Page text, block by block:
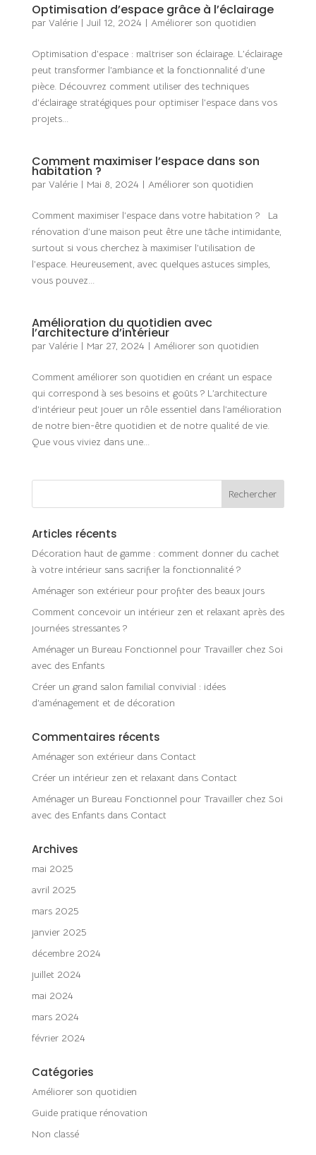
Optimisation d’espace grâce à l’éclairage
par Valérie| Juil 12, 2024 | Améliorer son quotidien
Optimisation d’espace : maîtriser son éclairage. L’éclairage
peut transformer l’ambiance et la fonctionnalité d’une
pièce. Découvrez comment utiliser des techniques
d’éclairage stratégiques pour optimiser l’espace dans vos
projets...
Comment maximiser l’espace dans son
habitation ?
par Valérie| Mai 8, 2024 | Améliorer son quotidien
Comment maximiser l’espace dans votre habitation ? La
rénovation d’une maison peut être une tâche intimidante,
surtout si vous cherchez à maximiser l’utilisation de
l’espace. Heureusement, avec quelques astuces simples,
vous pouvez...
Amélioration du quotidien avec
l’architecture d’intérieur
par Valérie| Mar 27, 2024 | Améliorer son quotidien
Comment améliorer son quotidien en créant un espace
qui correspond à ses besoins et goûts ? L’architecture
d’intérieur peut jouer un rôle essentiel dans l’amélioration
de notre bien-être quotidien et de notre qualité de vie.
Que vous viviez dans une...
Articles récents
Décoration haut de gamme : comment donner du cachet
à votre intérieur sans sacrifier la fonctionnalité ?
Aménager son extérieur pour profiter des beaux jours
Comment concevoir un intérieur zen et relaxant après des
journées stressantes ?
Aménager un Bureau Fonctionnel pour Travailler chez Soi
avec des Enfants
Créer un grand salon familial convivial : idées
d’aménagement et de décoration
Commentaires récents
Aménager son extérieurdans Contact
Créer un intérieur zen et relaxant dans Contact
Aménager un Bureau Fonctionnel pour Travailler chez Soi
avec des Enfantsdans Contact
Archives
mai 2025
avril 2025
mars 2025
janvier 2025
décembre 2024
juillet 2024
mai 2024
mars 2024
février 2024
Catégories
Améliorer son quotidien
Guide pratique rénovation
Non classé